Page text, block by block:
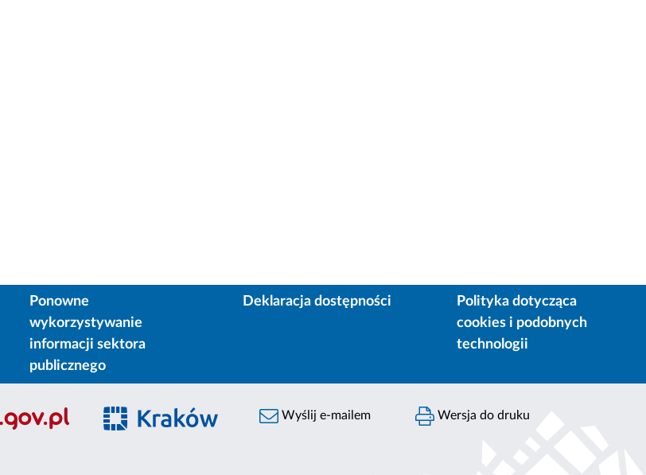
Ponowne
wykorzystywanie
informacji sektora
publicznego
Deklaracja dostępności
Polityka dotycząca
cookies i podobnych
technologii
Wyślij e-mailem Wersja do druku